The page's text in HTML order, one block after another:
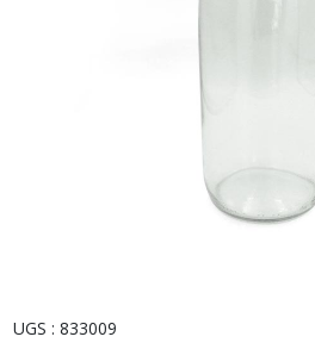
UGS : 833009